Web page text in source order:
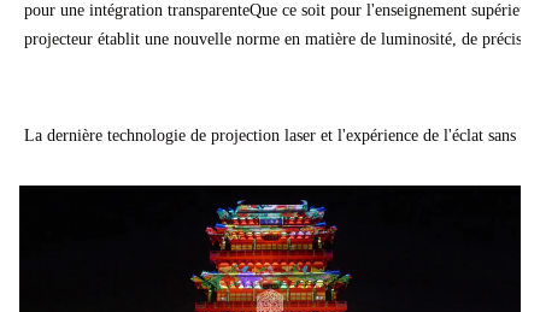
pour une intégration transparenteQue ce soit pour l'enseignement
projecteur établit une nouvelle norme en matière de luminosité, de
La dernière technologie de projection laser et l'expérience de l'éclat sans